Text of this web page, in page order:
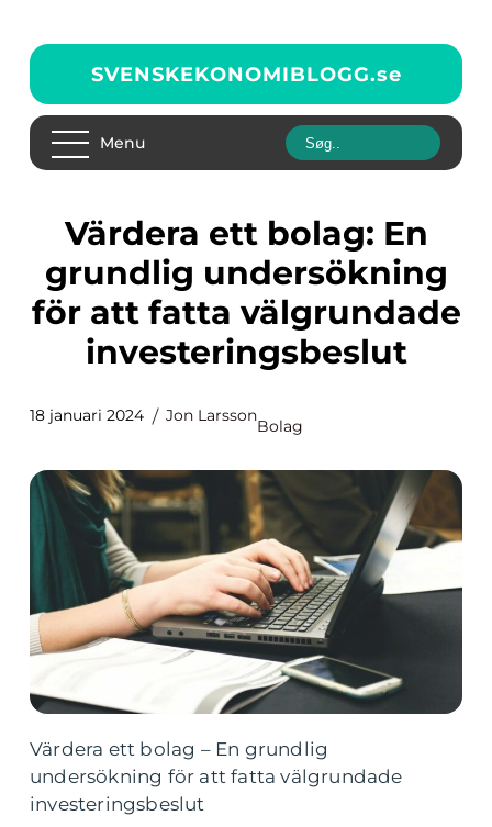
SVENSKEKONOMIBLOGG.se
Menu
Värdera ett bolag: En
grundlig undersökning
för att fatta välgrundade
investeringsbeslut
18 januari 2024 Jon Larsson
Bolag
Värdera ett bolag – En grundlig
undersökning för att fatta välgrundade
investeringsbeslut